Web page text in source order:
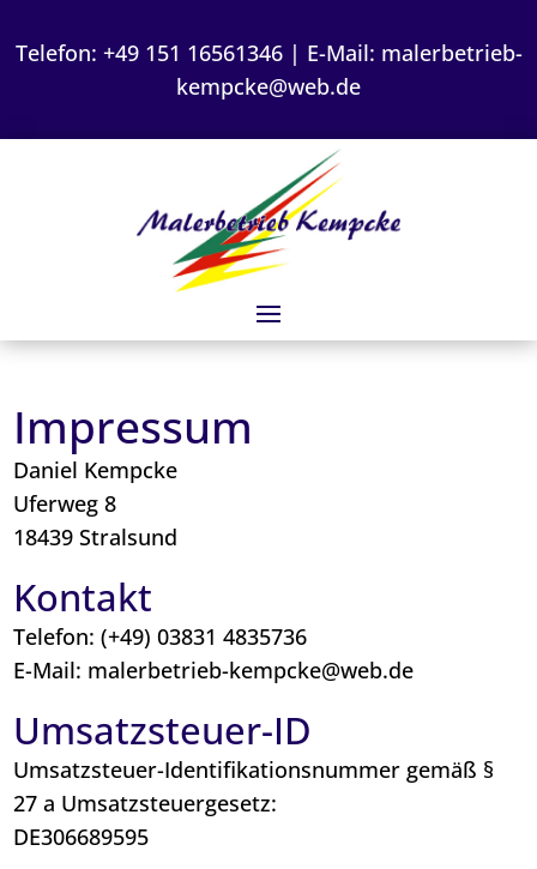
Telefon: +49 151 16561346| E-Mail: malerbetrieb-
kempcke@web.de
Impressum
Daniel Kempcke
Uferweg 8
18439 Stralsund
Kontakt
Telefon: (+49) 03831 4835736
E-Mail: malerbetrieb-kempcke@web.de
Umsatzsteuer-ID
Umsatzsteuer-Identifikationsnummer gemäß §
27 a Umsatzsteuergesetz:
DE306689595